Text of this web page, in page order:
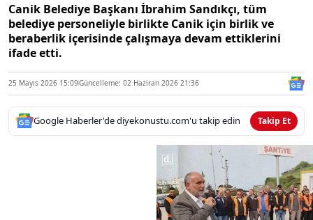
Canik Belediye Başkanı İbrahim Sandıkçı, tüm
belediye personeliyle birlikte Canik için birlik ve
beraberlik içerisinde çalışmaya devam ettiklerini
ifade etti.
25 Mayıs 2026 15:09Güncelleme: 02 Haziran 2026 21:36
Google Haberler'de diyekonustu.com'u takip edin Takip Et